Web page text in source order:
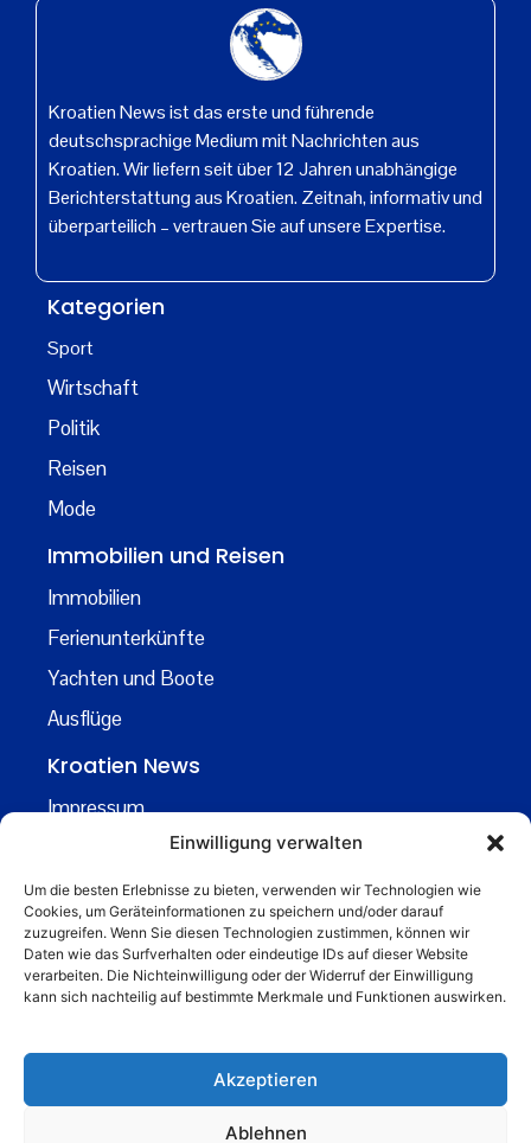
Einwilligung verwalten
Um die besten Erlebnisse zu bieten, verwenden wir Technologien wie
Cookies, um Geräteinformationen zu speichern und/oder darauf
zuzugreifen. Wenn Sie diesen Technologien zustimmen, können wir
Daten wie das Surfverhalten oder eindeutige IDs auf dieser Website
verarbeiten. Die Nichteinwilligung oder der Widerruf der Einwilligung
kann sich nachteilig auf bestimmte Merkmale und Funktionen auswirken.
Akzeptieren
Ablehnen
Kroatien News ist das erste und führende
deutschsprachige Medium mit Nachrichten aus
Kroatien. Wir liefern seit über 12 Jahren unabhängige
Berichterstattung aus Kroatien. Zeitnah, informativ und
überparteilich – vertrauen Sie auf unsere Expertise.
Kategorien
Sport
Wirtschaft
Politik
Reisen
Mode
Immobilien und Reisen
Immobilien
Ferienunterkünfte
Yachten und Boote
Ausflüge
Kroatien News
Impressum
Kontakt
Über uns
Business